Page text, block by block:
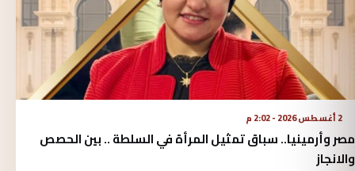
2 أغسطس 2026 - 2:02 م
مصر وأرمينيا.. سباق تمثيل المرأة في السلطة .. بين الحصص
والانجاز